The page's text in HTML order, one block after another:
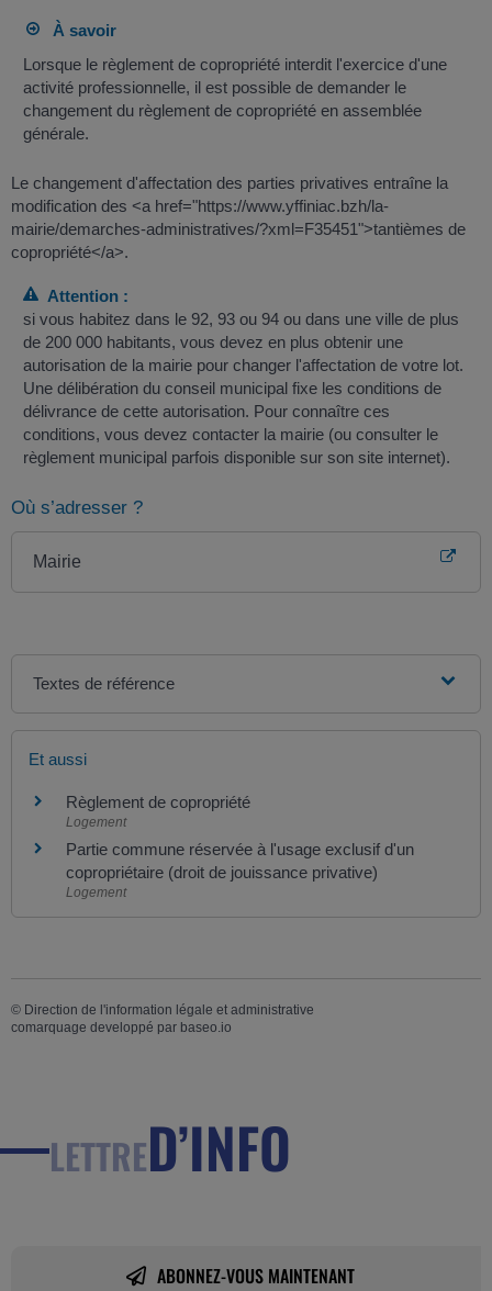
À savoir
Lorsque le règlement de copropriété interdit l'exercice d'une
activité professionnelle, il est possible de demander le
changement du règlement de copropriété en assemblée
générale.
Le changement d'affectation des parties privatives entraîne la
modification des <a href="https://www.yffiniac.bzh/la-
mairie/demarches-administratives/?xml=F35451">tantièmes de
copropriété</a>.
Attention :
si vous habitez dans le 92, 93 ou 94 ou dans une ville de plus
de 200 000 habitants, vous devez en plus obtenir une
autorisation de la mairie pour changer l'affectation de votre lot.
Une délibération du conseil municipal fixe les conditions de
délivrance de cette autorisation. Pour connaître ces
conditions, vous devez contacter la mairie (ou consulter le
règlement municipal parfois disponible sur son site internet).
Où s’adresser ?
Mairie
Textes de référence
Et aussi
Règlement de copropriété
Logement
Partie commune réservée à l'usage exclusif d'un
copropriétaire (droit de jouissance privative)
Logement
© Direction de l'information légale et administrative
comarquage developpé par baseo.io
LETTRED’INFO
ABONNEZ-VOUS MAINTENANT